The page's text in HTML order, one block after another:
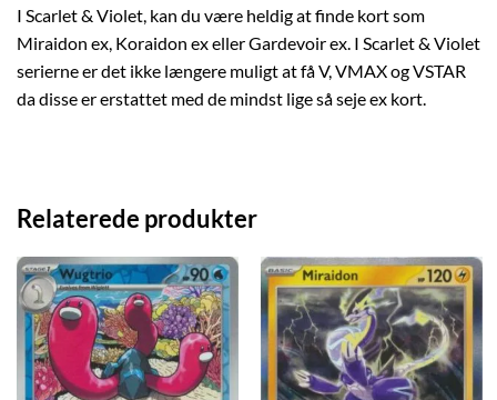
I Scarlet & Violet, kan du være heldig at finde kort som
Miraidon ex, Koraidon ex eller Gardevoir ex. I Scarlet & Violet
serierne er det ikke længere muligt at få V, VMAX og VSTAR
da disse er erstattet med de mindst lige så seje ex kort.
Relaterede produkter